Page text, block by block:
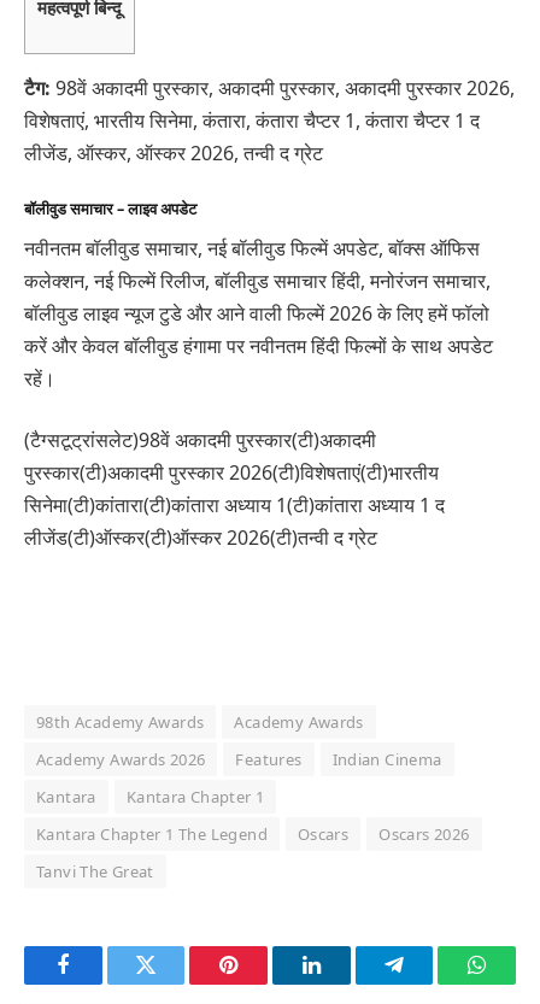
महत्वपूर्ण बिन्दू
टैग: 98वें अकादमी पुरस्कार, अकादमी पुरस्कार, अकादमी पुरस्कार 2026,
विशेषताएं, भारतीय सिनेमा, कंतारा, कंतारा चैप्टर 1, कंतारा चैप्टर 1 द
लीजेंड, ऑस्कर, ऑस्कर 2026, तन्वी द ग्रेट
बॉलीवुड समाचार – लाइव अपडेट
नवीनतम बॉलीवुड समाचार, नई बॉलीवुड फिल्में अपडेट, बॉक्स ऑफिस
कलेक्शन, नई फिल्में रिलीज, बॉलीवुड समाचार हिंदी, मनोरंजन समाचार,
बॉलीवुड लाइव न्यूज टुडे और आने वाली फिल्में 2026 के लिए हमें फॉलो
करें और केवल बॉलीवुड हंगामा पर नवीनतम हिंदी फिल्मों के साथ अपडेट
रहें।
(टैग्सटूट्रांसलेट)98वें अकादमी पुरस्कार(टी)अकादमी
पुरस्कार(टी)अकादमी पुरस्कार 2026(टी)विशेषताएं(टी)भारतीय
सिनेमा(टी)कांतारा(टी)कांतारा अध्याय 1(टी)कांतारा अध्याय 1 द
लीजेंड(टी)ऑस्कर(टी)ऑस्कर 2026(टी)तन्वी द ग्रेट
98th Academy Awards
Academy Awards
Academy Awards 2026
Features
Indian Cinema
Kantara
Kantara Chapter 1
Kantara Chapter 1 The Legend
Oscars
Oscars 2026
Tanvi The Great
FacebookTwitter Pinterest LinkedInTelegram